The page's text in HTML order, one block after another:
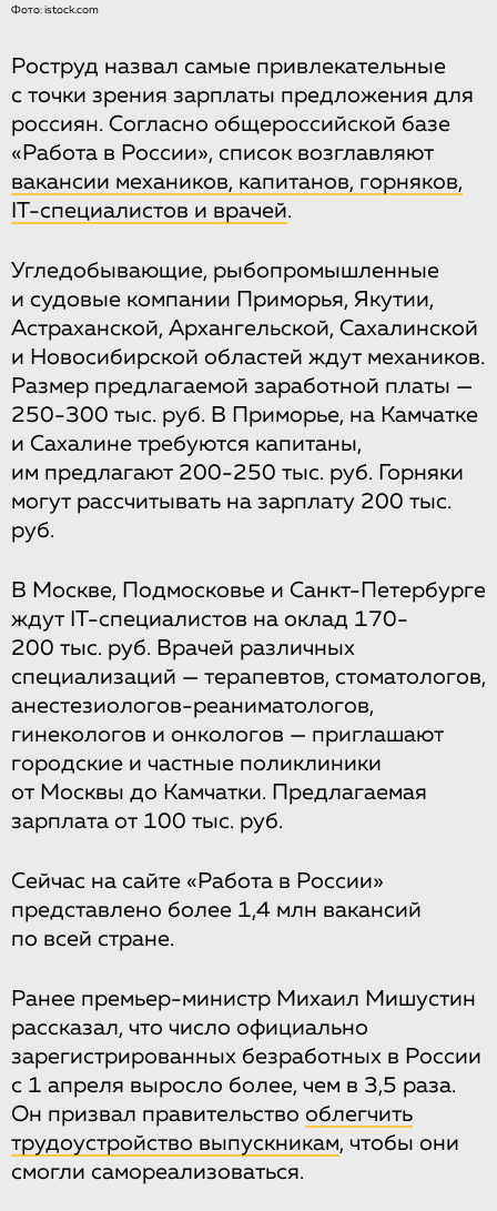
Фото: istock.com
Роструд назвал самые привлекательные
с точки зрения зарплаты предложения для
россиян. Согласно общероссийской базе
«Работа в России», список возглавляют
вакансии механиков, капитанов, горняков,
IT-специалистов и врачей.
Угледобывающие, рыбопромышленные
и судовые компании Приморья, Якутии,
Астраханской, Архангельской, Сахалинской
и Новосибирской областей ждут механиков.
Размер предлагаемой заработной платы —
250-300 тыс. руб. В Приморье, на Камчатке
и Сахалине требуются капитаны,
им предлагают 200-250 тыс. руб. Горняки
могут рассчитывать на зарплату 200 тыс.
руб.
В Москве, Подмосковье и Санкт-Петербурге
ждут IT-специалистов на оклад 170-
200 тыс. руб. Врачей различных
специализаций — терапевтов, стоматологов,
анестезиологов-реаниматологов,
гинекологов и онкологов — приглашают
городские и частные поликлиники
от Москвы до Камчатки. Предлагаемая
зарплата от 100 тыс. руб.
Сейчас на сайте «Работа в России»
представлено более 1,4 млн вакансий
по всей стране.
Ранее премьер-министр Михаил Мишустин
рассказал, что число официально
зарегистрированных безработных в России
с 1 апреля выросло более, чем в 3,5 раза.
Он призвал правительство облегчить
трудоустройство выпускникам, чтобы они
смогли самореализоваться.